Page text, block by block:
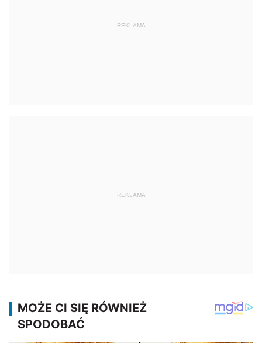
REKLAMA
REKLAMA